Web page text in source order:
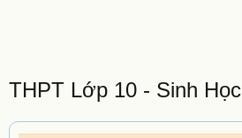
THPT Lớp 10 - Sinh Học